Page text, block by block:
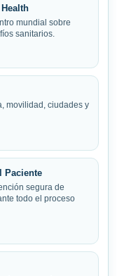
mundial sobre
sanitarios.
movilidad, ciudades y
Paciente
segura de
todo el proceso